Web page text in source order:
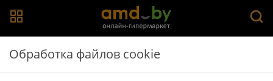
Главная > Каталог товаров Моторные масла
Обработка файлов cookie